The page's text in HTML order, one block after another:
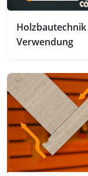
Verwendung